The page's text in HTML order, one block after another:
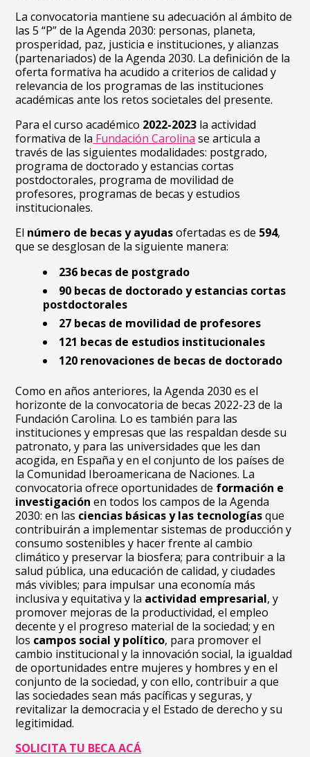
La convocatoria mantiene su adecuación al ámbito de
las 5 “P” de la Agenda 2030: personas, planeta,
prosperidad, paz, justicia e instituciones, y alianzas
(partenariados) de la Agenda 2030. La definición de la
oferta formativa ha acudido a criterios de calidad y
relevancia de los programas de las instituciones
académicas ante los retos societales del presente.
Para el curso académico 2022-2023 la actividad
formativa de la Fundación Carolina se articula a
través de las siguientes modalidades: postgrado,
programa de doctorado y estancias cortas
postdoctorales, programa de movilidad de
profesores, programas de becas y estudios
institucionales.
El número de becas y ayudasofertadas es de 594,
que se desglosan de la siguiente manera:
236 becas de postgrado
90 becas de doctoradoy estancias cortas
postdoctorales
27 becas de movilidad de profesores
121 becas de estudios institucionales
120 renovaciones de becas de doctorado
Como en años anteriores, la Agenda 2030 es el
horizonte de la convocatoria de becas 2022-23 de la
Fundación Carolina. Lo es también para las
instituciones y empresas que las respaldan desde su
patronato, y para las universidades que les dan
acogida, en España y en el conjunto de los países de
la Comunidad Iberoamericana de Naciones. La
convocatoria ofrece oportunidades de formación e
investigación en todos los campos de la Agenda
2030: en las ciencias básicas y las tecnologíasque
contribuirán a implementar sistemas de producción y
consumo sostenibles y hacer frente al cambio
climático y preservar la biosfera; para contribuir a la
salud pública, una educación de calidad, y ciudades
más vivibles; para impulsar una economía más
inclusiva y equitativa y la actividad empresarial, y
promover mejoras de la productividad, el empleo
decente y el progreso material de la sociedad; y en
los campos social y político, para promover el
cambio institucional y la innovación social, la igualdad
de oportunidades entre mujeres y hombres y en el
conjunto de la sociedad, y con ello, contribuir a que
las sociedades sean más pacíficas y seguras, y
revitalizar la democracia y el Estado de derecho y su
legitimidad.
SOLICITA TU BECA ACÁ